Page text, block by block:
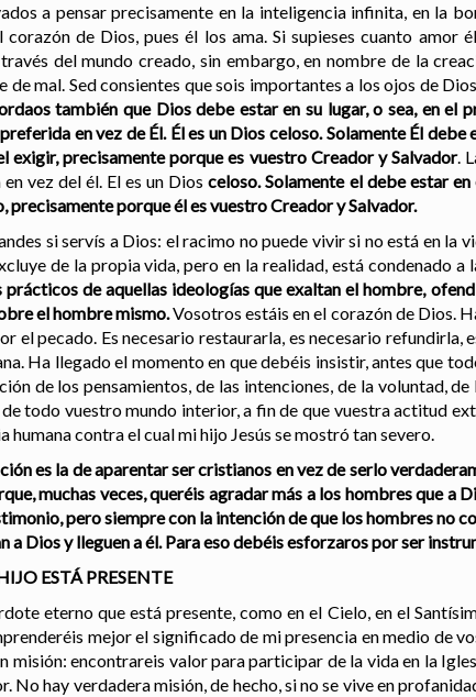
a pensar precisamente en la inteligencia infinita, en la
corazón de Dios, pues él los ama. Si supieses cuanto
del mundo creado, sin embargo, en nombre de la
de mal. Sed consientes que sois importantes a los ojos de
también que Dios debe estar en su lugar, o sea, en el
en vez de Él. Él es un Dios celoso. Solamente Él
exigir, precisamente porque es vuestro Creador y Salvador.
vez del él. El es un Diosceloso.Solamente el debe estar
precisamente porque él es vuestro Creador y Salvador.
si servís a Dios: el racimo no puede vivir si no está en la
de la propia vida, pero en la realidad, está condenado a
de aquellas ideologías que exaltan el hombre,
el hombre mismo.Vosotros estáis en el corazón de Dios.
el pecado. Es necesario restaurarla, es necesario refundirla,
Ha llegado el momento en que debéis insistir, antes que
de los pensamientos, de las intenciones, de la voluntad,
de todo vuestro mundo interior, a fin de que vuestra actitud
humana contra el cual mi hijo Jesús se mostró tan severo.
es la de aparentar ser cristianos en vez de serlo
muchas veces, queréis agradar más a los hombres que a
pero siempre con la intención de que los hombres no
a Dios y lleguen a él. Para eso debéis esforzaros por ser
ESTÁ PRESENTE
eterno que está presente, como en el Cielo, en el
mejor el significado de mi presencia en medio de
misión: encontrareis valor para participar de la vida en la
No hay verdadera misión, de hecho, si no se vive en